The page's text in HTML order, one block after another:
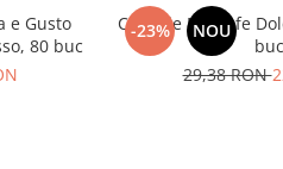
e Gusto
80 buc
-23% NOU
Capsule Nescafe
buc
29,38 RON